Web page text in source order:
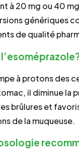
à 20 mg ou 40
génériques
de qualité
à protons des
il diminue la
brûlures et
de la muqueuse.